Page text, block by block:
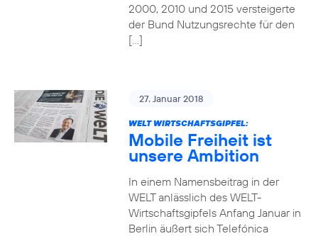
2000, 2010 und 2015 versteigerte
der Bund Nutzungsrechte für den
[…]
27. Januar 2018
WELT WIRTSCHAFTSGIPFEL:
Mobile Freiheit ist
unsere Ambition
In einem Namensbeitrag in der
WELT anlässlich des WELT-
Wirtschaftsgipfels Anfang Januar in
Berlin äußert sich Telefónica